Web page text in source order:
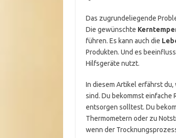
Das zugrundeliegende
Die gewünschte
führen. Es kann auch die
Produkten. Und es
Hilfsgeräte nutzt.
In diesem Artikel erfährst
sind. Du bekommst einfache
entsorgen solltest. Du
Thermometern oder zu
wenn der